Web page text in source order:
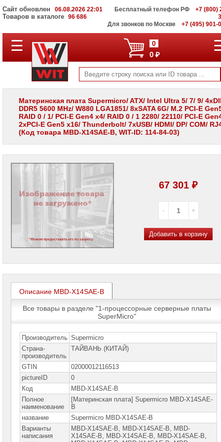
Сайт обновлен 06.08.2026 22:01
Товаров в каталоге 96 686
Бесплатный телефон РФ
+7 (800)
Для звонков по Москве
+7 (495) 901-
ПОЛНЫЙ
КАТАЛОГ
Корпоративные
серверы
WIT
Системы
хранения
данных
WIT
LCD
панели
Проекторы
Ноутбуки
Brand
Name
Компьютеры
Принтеры
плоттеры
МФУ
Серверы
Brand
Name
Пассивное
сетевое
оборудование
Активное
☰ 0
0 ₽
Материнская плата Supermicro/ ATX/ Intel Ultra 5/ 7/ 9/
DDR5 5600 MHz/ W880 LGA1851/ 8xSATA 6G/ M.2 PCI-E
RAID 0 / 1/ PCI-E Gen4 x4/ RAID 0 / 1 2280/ 22110/ PCI-E
2xPCI-E Gen5 x16/ Thunderbolt/ 7xUSB/ HDMI/ DP/ COM/
(Код товара MBD-X14SAE-B, WIT-ID: 114-84-03)
67 301 ₽
Добавить в корзину
Описание MBD-X14SAE-B
Все товары в разделе "1-процессорные серверные платы
SuperMicro"
Производитель Supermicro
Страна-
производитель
ТАЙВАНЬ (КИТАЙ)
GTIN
02000012116513
pictureID
0
Код
MBD-X14SAE-B
Полное
наименование
[Материнская плата] Supermicro MBD-X14SAE-
B
название
Supermicro MBD-X14SAE-B
Варианты
написания
MBD-X14SAE-B, MBD-X14SAE-B, MBD-
X14SАE-B, MВD-X14SАE-В, MВD-X14SАE-В,